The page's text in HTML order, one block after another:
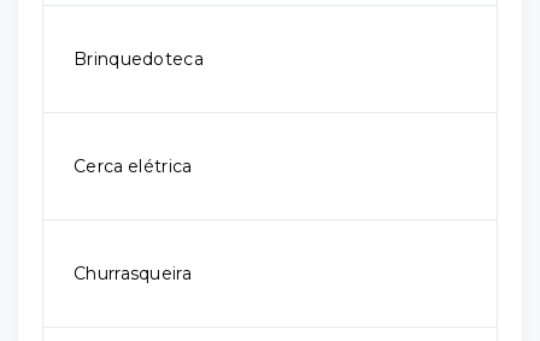
Brinquedoteca
Cerca elétrica
Churrasqueira